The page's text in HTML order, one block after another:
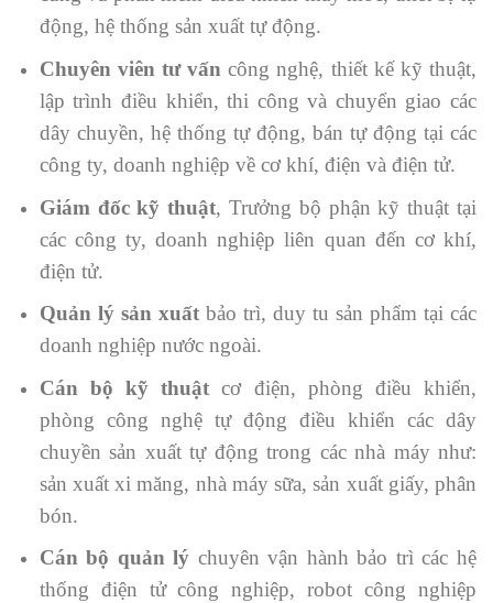
động, hệ thống sản xuất tự động.
Chuyên viên tư vấncông nghệ, thiết kế kỹ thuật,
lập trình điều khiển, thi công và chuyển giao các
dây chuyền, hệ thống tự động, bán tự động tại các
công ty, doanh nghiệp về cơ khí, điện và điện tử.
Giám đốc kỹ thuật, Trưởng bộ phận kỹ thuật tại
các công ty, doanh nghiệp liên quan đến cơ khí,
điện tử.
Quản lý sản xuất bảo trì, duy tu sản phẩm tại các
doanh nghiệp nước ngoài.
Cán bộ kỹ thuậtcơ điện, phòng điều khiển,
phòng công nghệ tự động điều khiển các dây
chuyền sản xuất tự động trong các nhà máy như:
sản xuất xi măng, nhà máy sữa, sản xuất giấy, phân
bón.
Cán bộ quản lý chuyên vận hành bảo trì các hệ
thống điện tử công nghiệp, robot công nghiệp